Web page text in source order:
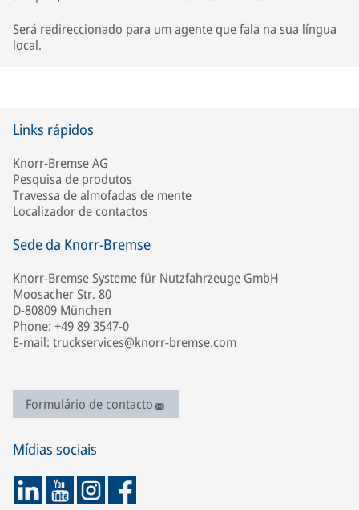
Será redireccionado para um agente que fala na sua língua
local.
Links rápidos
Knorr-Bremse AG
Pesquisa de produtos
Travessa de almofadas de mente
Localizador de contactos
Sede da Knorr-Bremse
Knorr-Bremse Systeme für Nutzfahrzeuge GmbH
Moosacher Str. 80
D-80809 München
Phone: +49 89 3547-0
E-mail: truckservices@knorr-bremse.com
Formulário de contacto
Mídias sociais